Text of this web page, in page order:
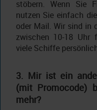
stöbern. Wenn Sie
nutzen Sie einfach
oder Mail. Wir sind in
zwischen 10-18 Uhr
viele Schiffe
3. Mir ist ein
(mit Promocode)
mehr?